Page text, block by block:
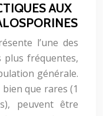
AUX
l’une des
plus fréquentes,
générale.
que rares (1
peuvent être